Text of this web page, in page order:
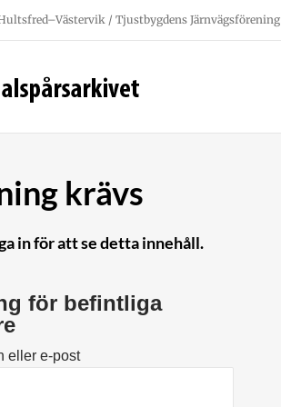
/ Tjustbygdens Järnvägsförening
krävs
in för att se detta innehåll.
för befintliga
eller e-post